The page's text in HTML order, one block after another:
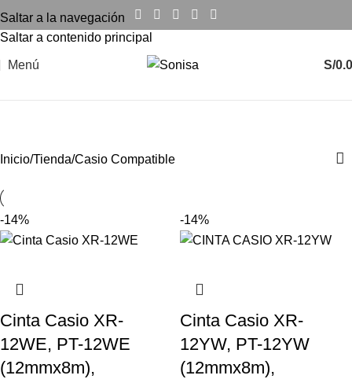
Saltar a la navegación
Saltar a contenido principal
Menú S/
Inicio Tienda Casio Compatible
-14%
Cinta Casio XR-
12WE, PT-12WE
(12mmx8m),
-14%
Cinta Casio XR-
12YW, PT-12YW
(12mmx8m),